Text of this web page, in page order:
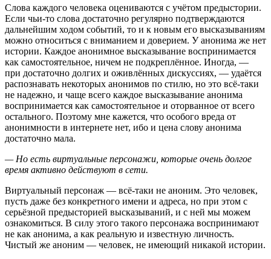
Слова каждого человека оцениваются с учётом предыстории.
Если чьи-то слова достаточно регулярно подтверждаются
дальнейшим ходом событий, то и к новым его высказываниям
можно относиться с вниманием и доверием. У анонима же нет
истории. Каждое анонимное высказывание воспринимается
как самостоятельное, ничем не подкреплённое. Иногда, —
при достаточно долгих и оживлённых дискуссиях, — удаётся
распознавать некоторых анонимов по стилю, но это всё-таки
не надежно, и чаще всего каждое высказывание анонима
воспринимается как самостоятельное и оторванное от всего
остального. Поэтому мне кажется, что особого вреда от
анонимности в интернете нет, ибо и цена слову анонима
достаточно мала.
— Но есть виртуальные персонажи, которые очень долгое
время активно действуют в сети.
Виртуальный персонаж — всё-таки не аноним. Это человек,
пусть даже без конкретного имени и адреса, но при этом с
серьёзной предысторией высказываний, и с ней мы можем
ознакомиться. В силу этого такого персонажа воспринимают
не как анонима, а как реальную и известную личность.
Чистый же аноним — человек, не имеющий никакой истории.